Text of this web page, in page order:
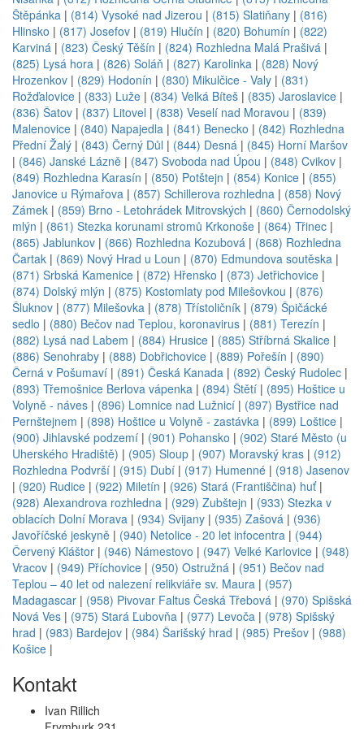
Štěpánka | (814) Vysoké nad Jizerou | (815) Slatiňany | (816)
Hlinsko | (817) Josefov | (819) Hlučín | (820) Bohumín | (822)
Karviná | (823) Český Těšín | (824) Rozhledna Malá Prašivá |
(825) Lysá hora | (826) Soláň | (827) Karolinka | (828) Nový
Hrozenkov | (829) Hodonín | (830) Mikulčice - Valy | (831)
Rožďalovice | (833) Luže | (834) Velká Bíteš | (835) Jaroslavice |
(836) Šatov | (837) Litovel | (838) Veselí nad Moravou | (839)
Malenovice | (840) Napajedla | (841) Benecko | (842) Rozhledna
Přední Žalý | (843) Černý Důl | (844) Desná | (845) Horní Maršov
| (846) Janské Lázně | (847) Svoboda nad Úpou | (848) Cvikov |
(849) Rozhledna Karasín | (850) Potštejn | (854) Konice | (855)
Janovice u Rýmařova | (857) Schillerova rozhledna | (858) Nový
Zámek | (859) Brno - Letohrádek Mitrovských | (860) Černodolský
mlýn | (861) Stezka korunami stromů Krkonoše | (864) Třinec |
(865) Jablunkov | (866) Rozhledna Kozubová | (868) Rozhledna
Čartak | (869) Nový Hrad u Loun | (870) Edmundova soutěska |
(871) Srbská Kamenice | (872) Hřensko | (873) Jetřichovice |
(874) Dolský mlýn | (875) Kostomlaty pod Milešovkou | (876)
Šluknov | (877) Milešovka | (878) Třístoličník | (879) Špičácké
sedlo | (880) Bečov nad Teplou, koronavirus | (881) Terezín |
(882) Lysá nad Labem | (884) Hrusice | (885) Stříbrná Skalice |
(886) Senohraby | (888) Dobřichovice | (889) Pořešín | (890)
Černá v Pošumaví | (891) Česká Kanada | (892) Český Rudolec |
(893) Třemošnice Berlova vápenka | (894) Štětí | (895) Hoštice u
Volyně - náves | (896) Lomnice nad Lužnicí | (897) Bystřice nad
Pernštejnem | (898) Hoštice u Volyně - zastávka | (899) Loštice |
(900) Jihlavské podzemí | (901) Pohansko | (902) Staré Město (u
Uherského Hradiště) | (905) Sloup | (907) Moravský kras | (912)
Rozhledna Podvrší | (915) Dubí | (917) Humenné | (918) Jasenov
| (920) Rudice | (922) Miletín | (926) Stará (Františčina) huť|
(928) Alexandrova rozhledna | (929) Zubštejn | (933) Stezka v
oblacích Dolní Morava | (934) Svijany | (935) Zašová | (936)
Javoříčské jeskyně | (940) Netolice - 20 let infocentra | (944)
Červený Kláštor | (946) Námestovo | (947) Velké Karlovice | (948)
Vracov | (949) Příchovice | (950) Ostružná | (951) Bečov nad
Teplou – 40 let od nalezení relikviáře sv. Maura | (957)
Madagascar | (958) Pivovar Faltus Česká Třebová | (970) Spišská
Nová Ves | (975) Stará Ľubovňa | (977) Levoča | (978) Spišský
hrad | (983) Bardejov | (984) Šarišský hrad | (985) Prešov | (988)
Košice |
Kontakt
Ivan Rillich